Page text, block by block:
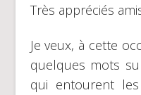
Très appréciés
Je veux, à cette
quelques mots
qui entourent